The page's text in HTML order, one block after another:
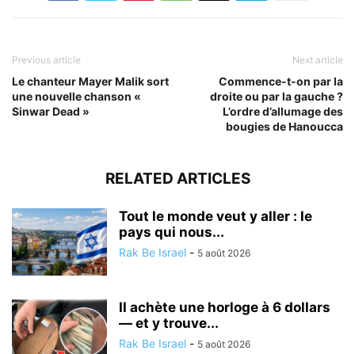
Previous article
Le chanteur Mayer Malik sort
une nouvelle chanson «
Sinwar Dead »
Next article
Commence-t-on par la
droite ou par la gauche ?
L’ordre d’allumage des
bougies de Hanoucca
RELATED ARTICLES
Tout le monde veut y aller : le
pays qui nous...
Rak Be Israel - 5 août 2026
Il achète une horloge à 6 dollars
— et y trouve...
Rak Be Israel - 5 août 2026